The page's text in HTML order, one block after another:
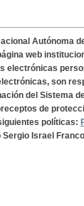
Autónoma
web
electrónicas
son
del Sistema
de
políticas:
Israel